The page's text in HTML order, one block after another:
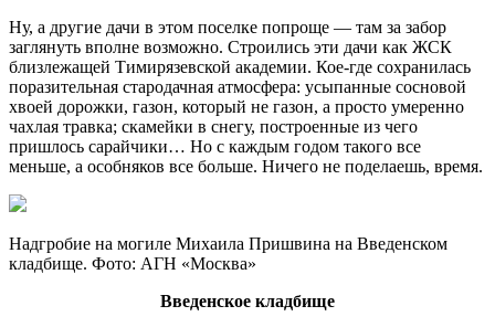
Ну, а другие дачи в этом поселке попроще — там за забор
заглянуть вполне возможно. Строились эти дачи как ЖСК
близлежащей Тимирязевской академии. Кое-где сохранилась
поразительная стародачная атмосфера: усыпанные сосновой
хвоей дорожки, газон, который не газон, а просто умеренно
чахлая травка; скамейки в снегу, построенные из чего
пришлось сарайчики… Но с каждым годом такого все
меньше, а особняков все больше. Ничего не поделаешь, время.
Надгробие на могиле Михаила Пришвина на Введенском
кладбище. Фото: АГН «Москва»
Введенское кладбище